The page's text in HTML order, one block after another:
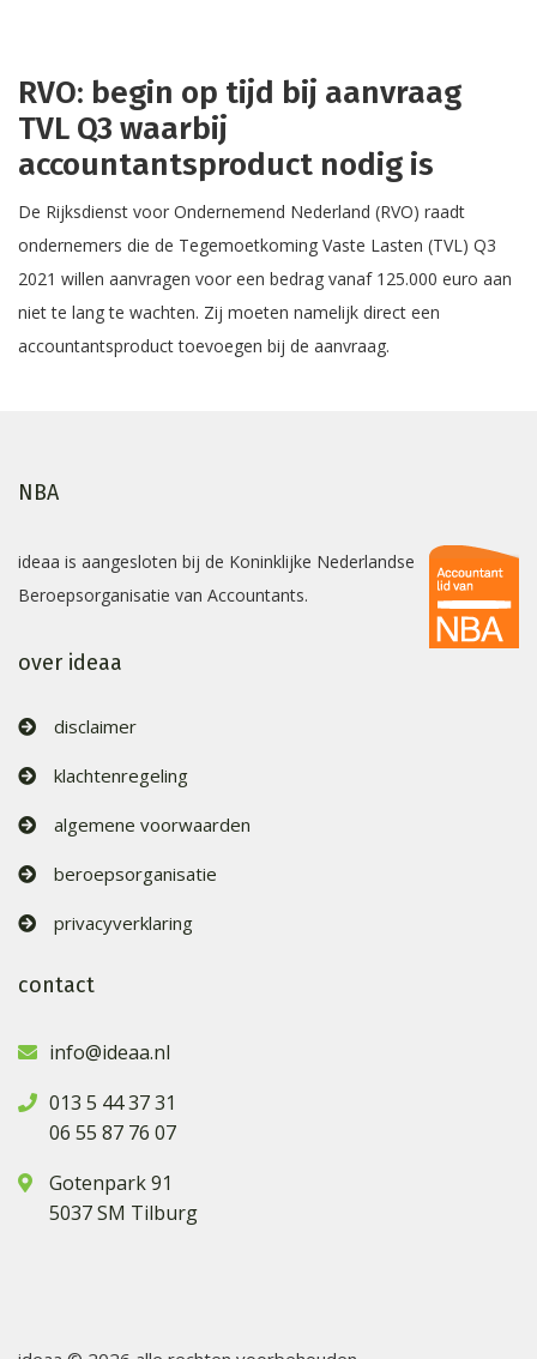
RVO: begin op tijd bij aanvraag
TVL Q3 waarbij
accountantsproduct nodig is
De Rijksdienst voor Ondernemend Nederland (RVO) raadt
ondernemers die de Tegemoetkoming Vaste Lasten (TVL) Q3
2021 willen aanvragen voor een bedrag vanaf 125.000 euro aan
niet te lang te wachten. Zij moeten namelijk direct een
accountantsproduct toevoegen bij de aanvraag.
NBA
ideaa is aangesloten bij de Koninklijke Nederlandse
Beroepsorganisatie van Accountants.
over ideaa
disclaimer
klachtenregeling
algemene voorwaarden
beroepsorganisatie
privacyverklaring
contact
info@ideaa.nl
013 5 44 37 31
06 55 87 76 07
Gotenpark 91
5037 SM Tilburg